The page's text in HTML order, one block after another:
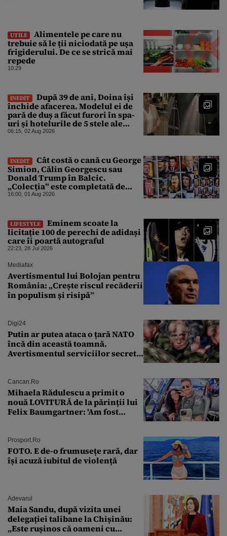
UTILE
Alimentele pe care nu
trebuie să le ții niciodată pe ușa
frigiderului. De ce se strică mai
repede
10:29
INEDIT
După 39 de ani, Doina își
închide afacerea. Modelul ei de
pară de duș a făcut furori în spa-
uri și hotelurile de 5 stele ale
lumii. Ce nu a mai mers
06:15, 02 Aug 2026
INEDIT
Cât costă o cană cu George
Simion, Călin Georgescu sau
Donald Trump în Balcic.
„Colecția” este completată de
Nicușor Dan, Ceaușescu și Stalin
16:00, 01 Aug 2026
LIFESTYLE
Eminem scoate la
licitație 100 de perechi de adidași
care îi poartă autograful
22:23, 28 Jul 2026
Mediafax
Avertismentul lui Bolojan pentru
România: „Crește riscul recăderii
în populism și risipă”
Digi24
Putin ar putea ataca o țară NATO
încă din această toamnă.
Avertismentul serviciilor secrete
Cancan.ro
Mihaela Rădulescu a primit o
nouă LOVITURĂ de la părinții lui
Felix Baumgartner: 'Am fost
Prosport.ro
FOTO. E de-o frumusețe rară, dar
își acuză iubitul de violență
Adevarul
Maia Sandu, după vizita unei
delegației talibane la Chișinău:
„Este rușinos că oameni cu